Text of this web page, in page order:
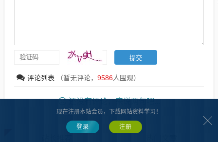
评论列表 （暂无评论， 9586人围观）
还没有评论，来说两句吧...
现在注册本站会员，下载网站资料学习！
登录 注册